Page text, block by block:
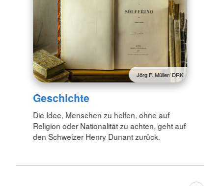
Jörg F. Müller/ DRK
Geschichte
Die Idee, Menschen zu helfen, ohne auf
Religion oder Nationalität zu achten, geht auf
den Schweizer Henry Dunant zurück.